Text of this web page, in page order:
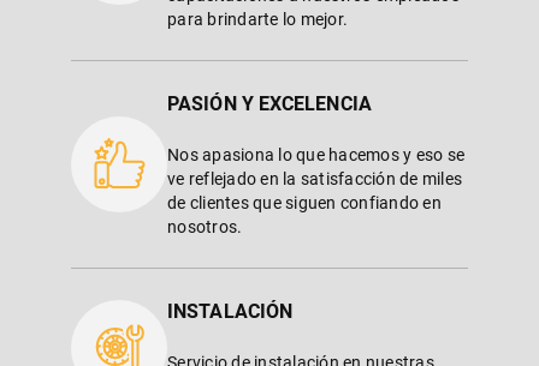
PASIÓN Y EXCELENCIA
Nos apasiona lo que hacemos y eso se
ve reflejado en la satisfacción de miles
de clientes que siguen confiando en
INSTALACIÓN
Servicio de instalación en nuestras